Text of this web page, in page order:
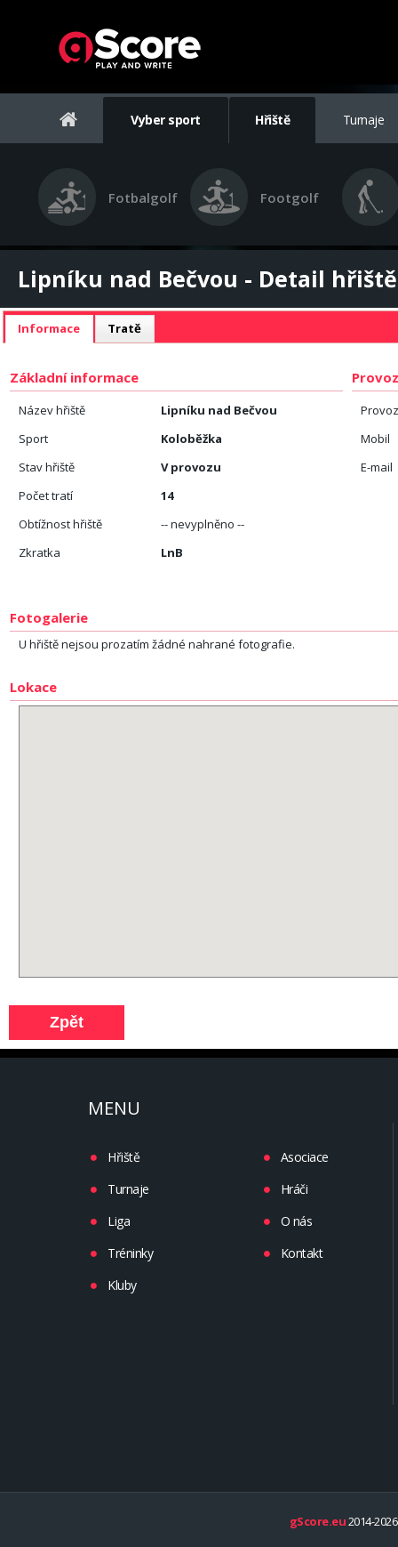
Vyber sport Hřiště Turnaje
Fotbalgolf Footgolf
Lipníku nad Bečvou - Detail hřiště
Informace Tratě
Základní informace
Název hřiště
Lipníku nad Bečvou
Sport
Koloběžka
Stav hřiště
V provozu
Počet tratí
14
Obtížnost hřiště
-- nevyplněno --
Zkratka
LnB
Mobil
E-mail
Fotogalerie
U hřiště nejsou prozatím žádné nahrané fotografie.
Lokace
MENU
Hřiště
Turnaje
Liga
Tréninky
Kluby
Asociace
Hráči
O nás
Kontakt
gScore.eu2014-